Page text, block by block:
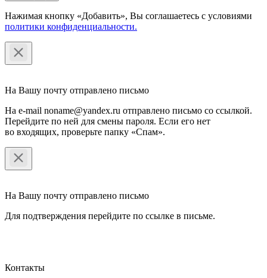
Нажимая кнопку «Добавить», Вы соглашаетесь c условиями
политики конфиденциальности.
На Вашу почту отправлено письмо
На e-mail noname@yandex.ru отправлено письмо со ссылкой.
Перейдите по ней для смены пароля. Если его нет
во входящих, проверьте папку «Спам».
На Вашу почту отправлено письмо
Для подтверждения перейдите по ссылке в письме.
Контакты